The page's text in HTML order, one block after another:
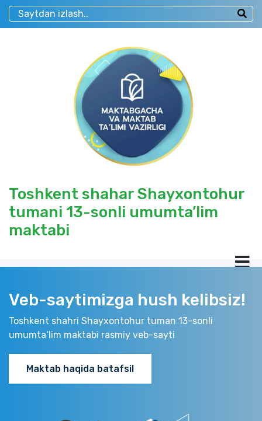
Toshkent shahar Shayxontohur
tumani 13-sonli umumta’lim
maktabi
Veb-saytimizga hush kelibsiz!
Toshkent shahri Shayxontohur tuman 13-sonli
umumta‘lim maktabi rasmiy veb-sayti
Maktab haqida batafsil